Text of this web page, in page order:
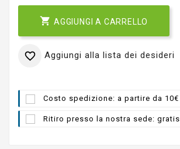
 AGGIUNGI A CARRELLO
 Aggiungi alla lista dei desideri
Costo spedizione: a partire da 10€
Ritiro presso la nostra sede: gratis